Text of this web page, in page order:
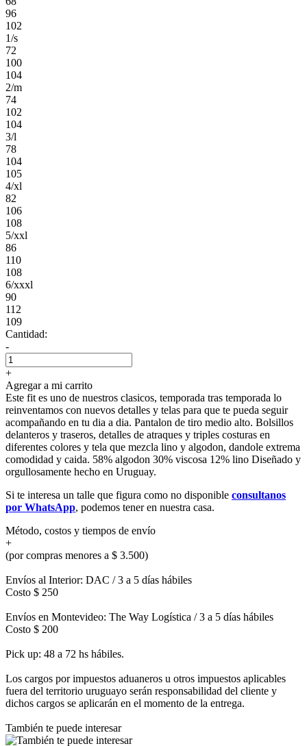
96
102
1/s
72
100
104
2/m
74
102
104
3/l
78
104
105
4/xl
82
106
108
5/xxl
86
110
108
6/xxxl
90
112
109
Cantidad:
-
+
Agregar a mi carrito
Este fit es uno de nuestros clasicos, temporada tras temporada lo
reinventamos con nuevos detalles y telas para que te pueda seguir
acompañando en tu dia a dia. Pantalon de tiro medio alto. Bolsillos
delanteros y traseros, detalles de atraques y triples costuras en
diferentes colores y tela que mezcla lino y algodon, dandole extrema
comodidad y caida. 58% algodon 30% viscosa 12% lino Diseñado y
orgullosamente hecho en Uruguay.
Si te interesa un talle que figura como no disponible consultanos
por WhatsApp, podemos tener en nuestra casa.
Método, costos y tiempos de envío
+
(por compras menores a $ 3.500)
Envíos al Interior: DAC / 3 a 5 días hábiles
Costo $ 250
Envíos en Montevideo: The Way Logística / 3 a 5 días hábiles
Costo $ 200
Pick up: 48 a 72 hs hábiles.
Los cargos por impuestos aduaneros u otros impuestos aplicables
fuera del territorio uruguayo serán responsabilidad del cliente y
dichos cargos se aplicarán en el momento de la entrega.
También te puede interesar